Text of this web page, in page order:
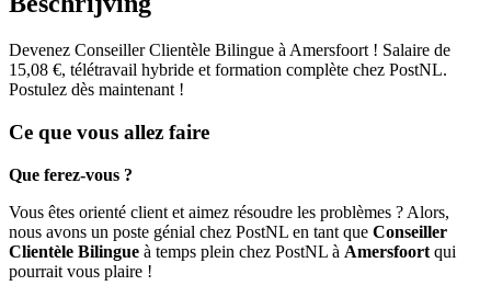
Devenez Conseiller Clientèle Bilingue à Amersfoort ! Salaire de
15,08 €, télétravail hybride et formation complète chez PostNL.
Postulez dès maintenant !
Ce que vous allez faire
Que ferez-vous ?
Vous êtes orienté client et aimez résoudre les problèmes ? Alors,
nous avons un poste génial chez PostNL en tant que Conseiller
Clientèle Bilingue à temps plein chez PostNL à Amersfoort qui
pourrait vous plaire !